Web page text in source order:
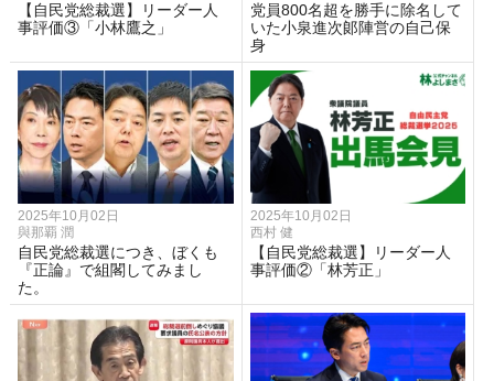
【自民党総裁選】リーダー人
事評価③「小林鷹之」
党員800名超を勝手に除名して
いた小泉進次郞陣営の自己保
身
2025年10月02日
與那覇 潤
自民党総裁選につき、ぼくも
『正論』で組閣してみまし
た。
2025年10月02日
西村 健
【自民党総裁選】リーダー人
事評価②「林芳正」